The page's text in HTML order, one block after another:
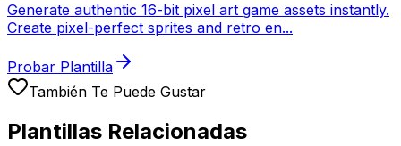
Generate authentic 16-bit pixel art game assets instantly.
Create pixel-perfect sprites and retro en...
Probar Plantilla
También Te Puede Gustar
Plantillas Relacionadas